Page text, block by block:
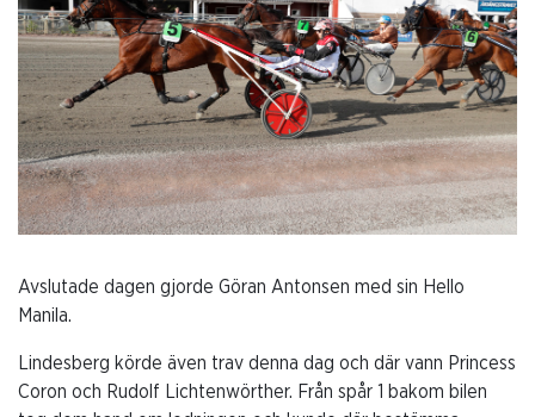
Avslutade dagen gjorde Göran Antonsen med sin Hello
Manila.
Lindesberg körde även trav denna dag och där vann Princess
Coron och Rudolf Lichtenwörther. Från spår 1 bakom bilen